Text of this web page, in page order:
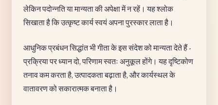
लेकिन पदोन्नति या मान्यता की अपेक्षा में न रहें। यह श्लोक
सिखाता है कि उत्कृष्ट कार्य स्वयं अपना पुरस्कार लाता है।
आधुनिक प्रबंधन सिद्धांत भी गीता के इस संदेश को मान्यता देते हैं -
प्रक्रिया पर ध्यान दो, परिणाम स्वतः अनुकूल होंगे। यह दृष्टिकोण
तनाव कम करता है, उत्पादकता बढ़ाता है, और कार्यस्थल के
वातावरण को सकारात्मक बनाता है।